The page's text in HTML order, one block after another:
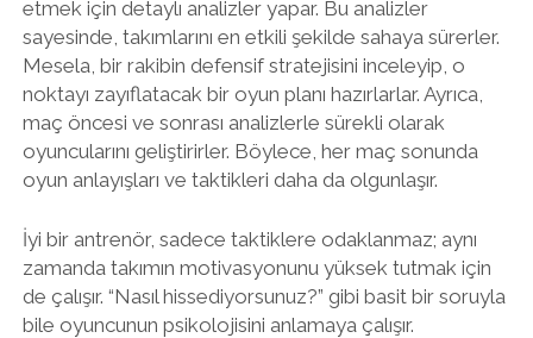
etmek için detaylı analizler yapar. Bu analizler
sayesinde, takımlarını en etkili şekilde sahaya sürerler.
Mesela, bir rakibin defensif stratejisini inceleyip, o
noktayı zayıflatacak bir oyun planı hazırlarlar. Ayrıca,
maç öncesi ve sonrası analizlerle sürekli olarak
oyuncularını geliştirirler. Böylece, her maç sonunda
oyun anlayışları ve taktikleri daha da olgunlaşır.
İyi bir antrenör, sadece taktiklere odaklanmaz; aynı
zamanda takımın motivasyonunu yüksek tutmak için
de çalışır. “Nasıl hissediyorsunuz?” gibi basit bir soruyla
bile oyuncunun psikolojisini anlamaya çalışır.